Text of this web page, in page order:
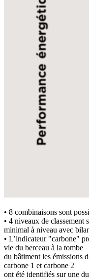
• 8 combinaisons sont
• 4 niveaux de classement
minimal à niveau avec
• L’indicateur "carbone"
vie du berceau à la tombe
du bâtiment les émissions
carbone 1 et carbone 2
ont été identifiés sur une